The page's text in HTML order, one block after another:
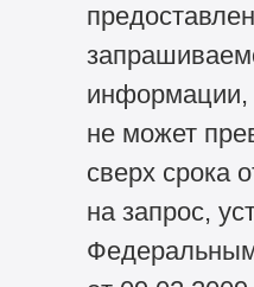
информации,
не может
сверх срока
на запрос,